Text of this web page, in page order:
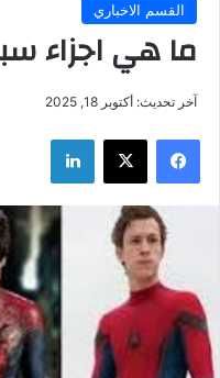
القسم الاخباري
ما هي اجزاء
آخر تحديث: أكتوبر 18, 2025
فيسبوك ‫X لينكدإن